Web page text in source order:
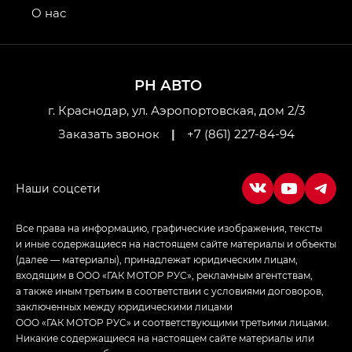
привод — GB AWD, Джи Эль Полный привод —
Джи Икс ПРЕМИУМ — GX PREMIUM, ЛАУНЖ —
LOUNGE
Empow — Эмпау (Empow) в комплектации
РН АВТО
г. Краснодар, ул. Аэропортовская, дом 2/3
Заказать звонок
| +7 (861) 227-84-94
О нас
Все права на информацию, графические изображения, тексты
и иные содержащиеся на настоящем сайте материалы и объекты
(далее — материалы), принадлежат юридическим лицам,
входящим в ООО «ГАК МОТОР РУС», рекламным агентствам,
а также иным третьим в соответствии с условиями договоров,
заключенных между юридическими лицами
ООО «ГАК МОТОР РУС» и соответствующими третьими лицами.
Никакие содержащиеся на настоящем сайте материалы или